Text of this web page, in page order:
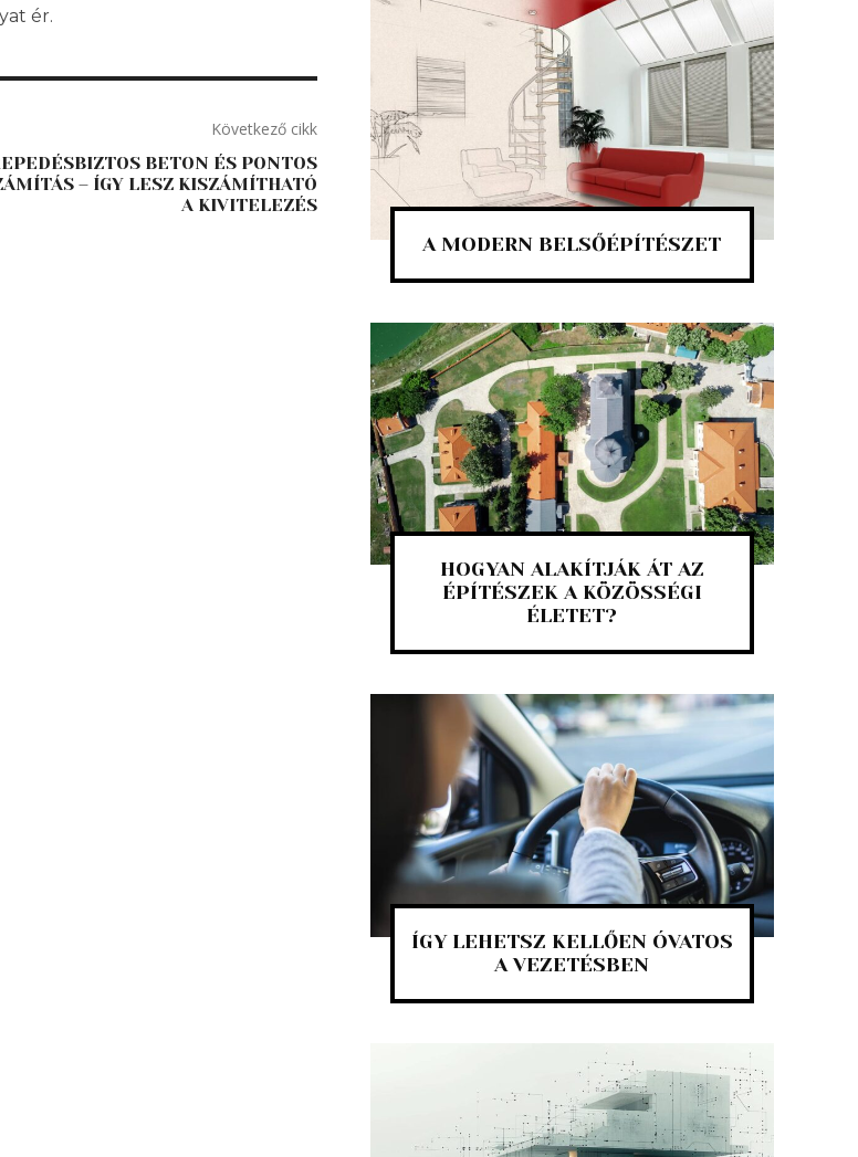
ér.
Következő cikk
BETON ÉS PONTOS
– ÍGY LESZ KISZÁMÍTHATÓ
A KIVITELEZÉS
A MODERN BELSŐÉPÍTÉSZET
HOGYAN ALAKÍTJÁK ÁT AZ
ÉPÍTÉSZEK A KÖZÖSSÉGI
ÉLETET?
ÍGY LEHETSZ KELLŐEN ÓVATOS
A VEZETÉSBEN